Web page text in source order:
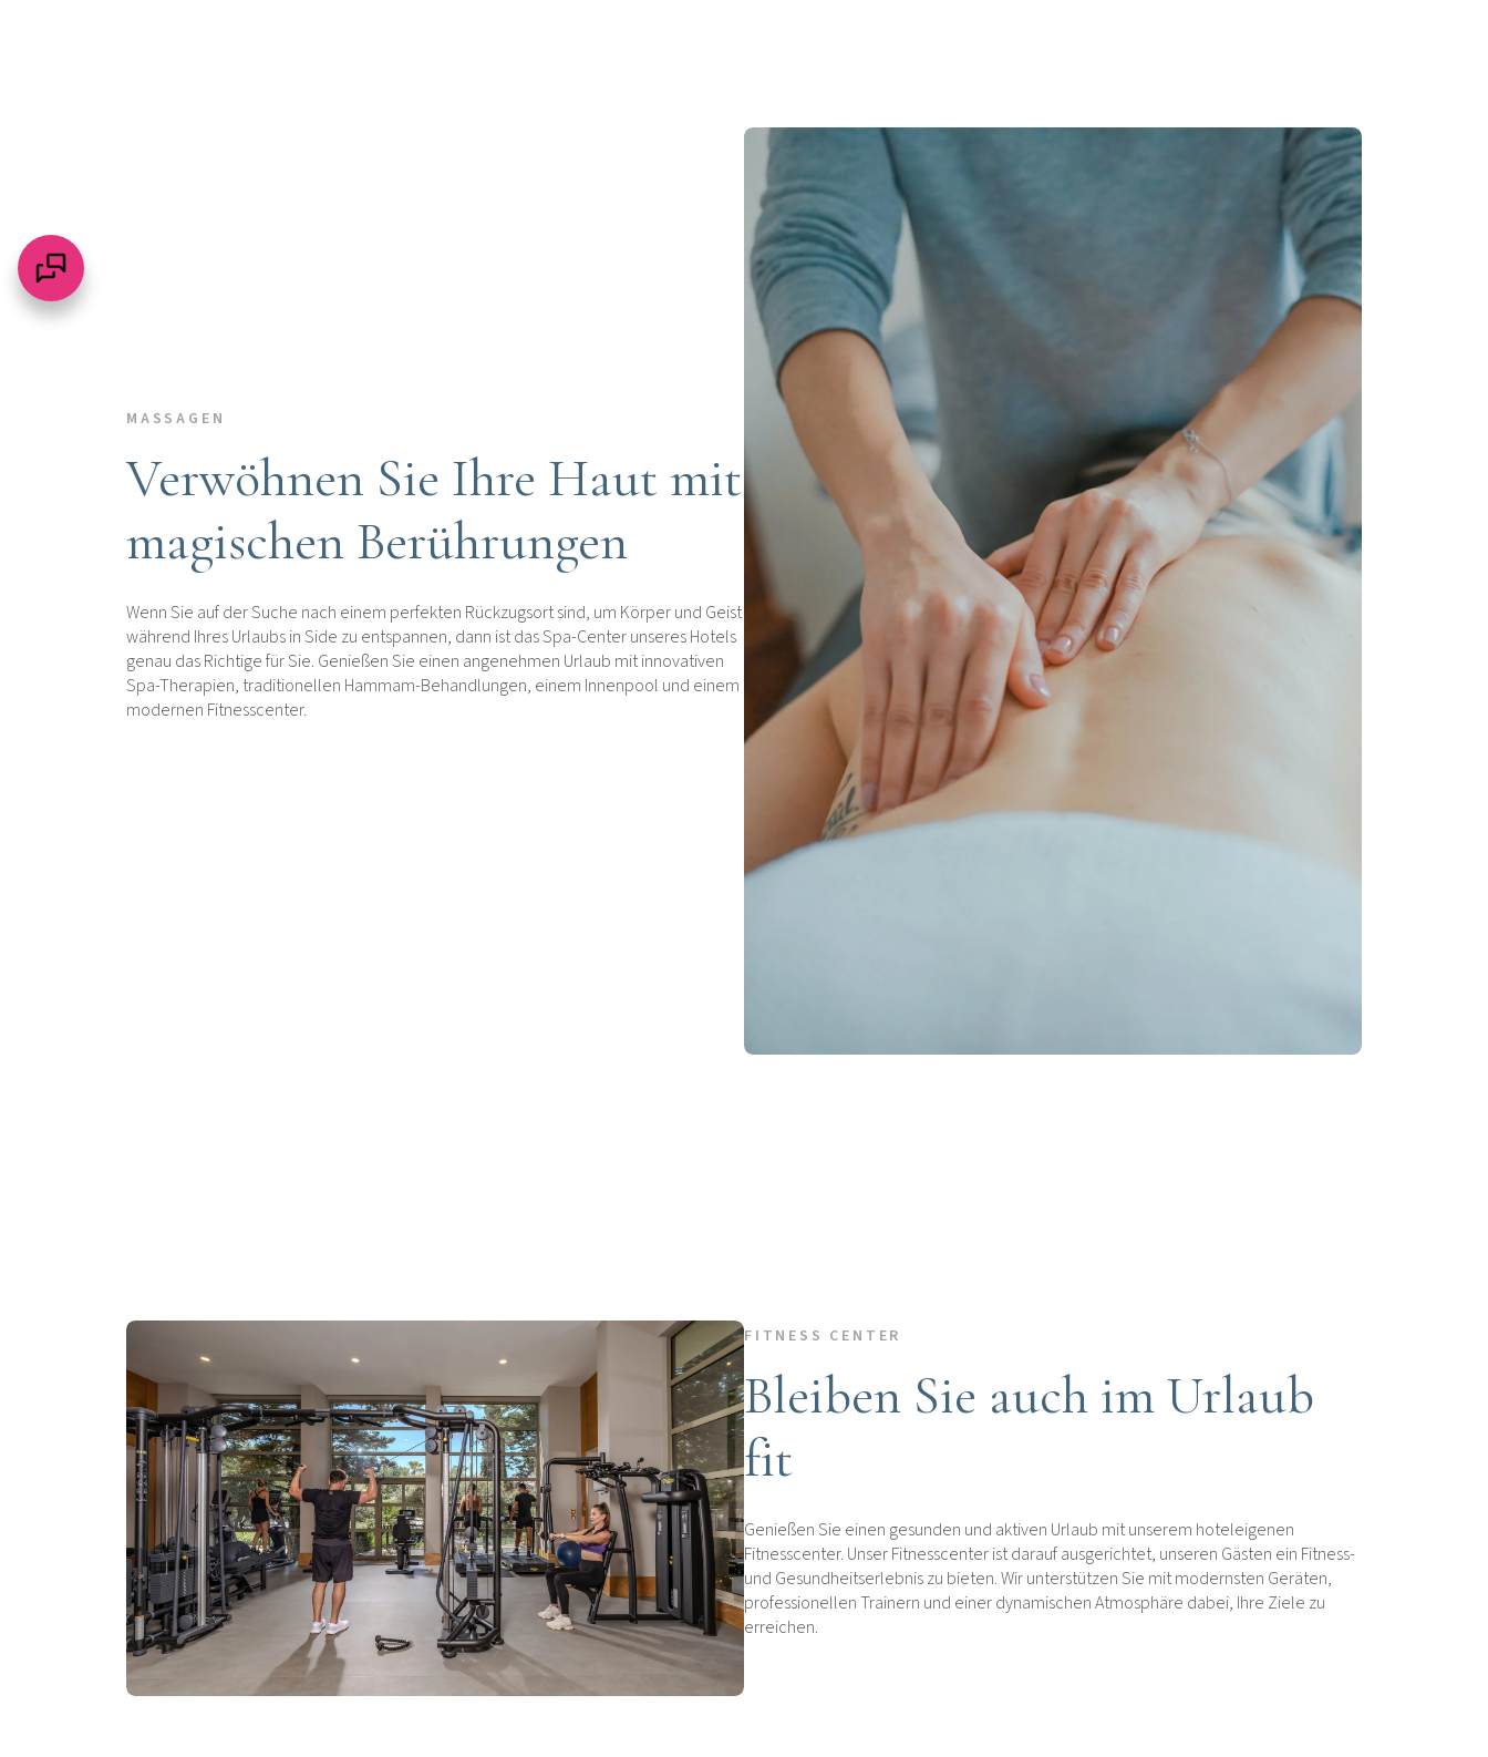
MASSAGEN
Verwöhnen Sie Ihre Haut mit
magischen Berührungen
Wenn Sie auf der Suche nach einem perfekten Rückzugsort sind, um Körper und Geist
während Ihres Urlaubs in Side zu entspannen, dann ist das Spa-Center unseres Hotels
genau das Richtige für Sie. Genießen Sie einen angenehmen Urlaub mit innovativen
Spa-Therapien, traditionellen Hammam-Behandlungen, einem Innenpool und einem
modernen Fitnesscenter.
FITNESS CENTER
Bleiben Sie auch im Urlaub
fit
Genießen Sie einen gesunden und aktiven Urlaub mit unserem hoteleigenen
Fitnesscenter. Unser Fitnesscenter ist darauf ausgerichtet, unseren Gästen ein Fitness-
und Gesundheitserlebnis zu bieten. Wir unterstützen Sie mit modernsten Geräten,
professionellen Trainern und einer dynamischen Atmosphäre dabei, Ihre Ziele zu
erreichen.